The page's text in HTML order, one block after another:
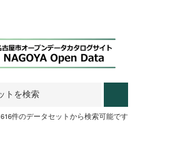
616件のデータセットから検索可能です